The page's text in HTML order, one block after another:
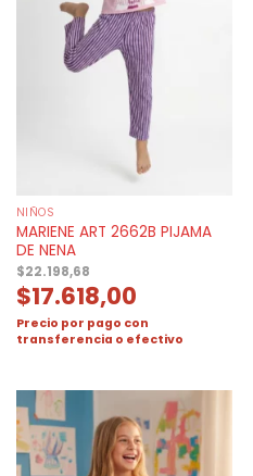
NIÑOS
MARIENE ART 2662B PIJAMA
DE NENA
$22.198,68
$17.618,00
Precio por pago con
transferencia o efectivo